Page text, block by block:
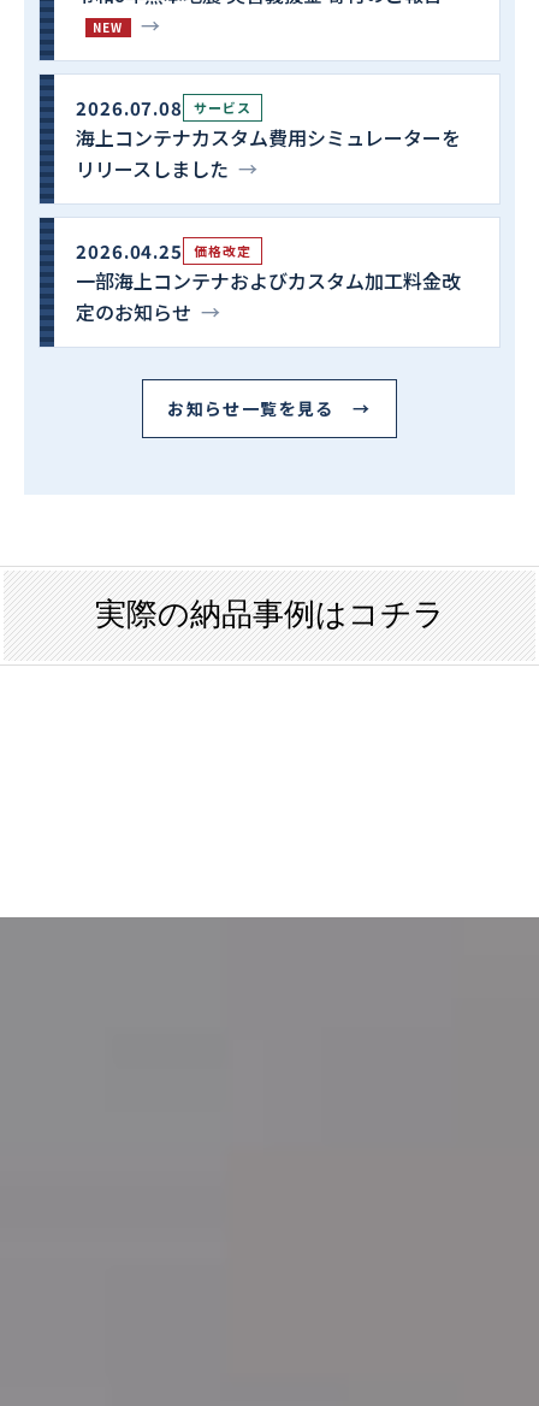
NEW →
2026.07.08 サービス
海上コンテナカスタム費用シミュレーターを
リリースしました →
2026.04.25 価格改定
一部海上コンテナおよびカスタム加工料金改
定のお知らせ →
お知らせ一覧を見る →
実際の納品事例はコチラ